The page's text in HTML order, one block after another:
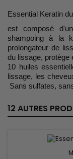
Essential Keratin
est composé
shampoing à la
prolongateur de
du lissage, protège
10 huiles
lissage, les
Sans sulfates,
12 AUTRES